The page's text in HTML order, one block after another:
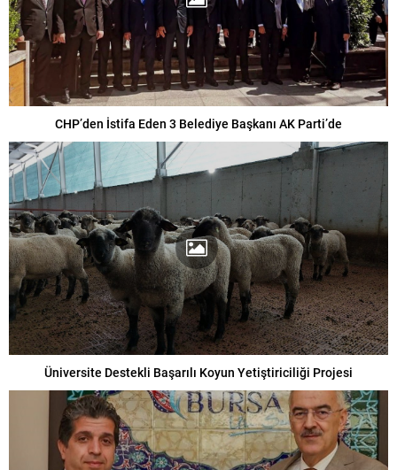
CHP’den İstifa Eden 3 Belediye Başkanı AK Parti’de
Üniversite Destekli Başarılı Koyun Yetiştiriciliği Projesi